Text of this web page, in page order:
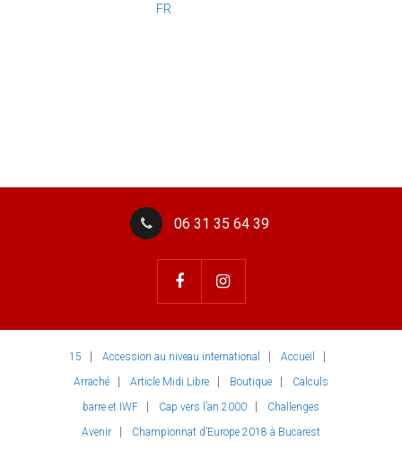
FR
06 31 35 64 39
15 Accession au niveau international
Accueil
Arraché
Article Midi Libre Boutique
Calculs
barre et IWF
Cap vers l’an 2000
Challenges
Avenir
Championnat d’Europe 2018 à Bucarest